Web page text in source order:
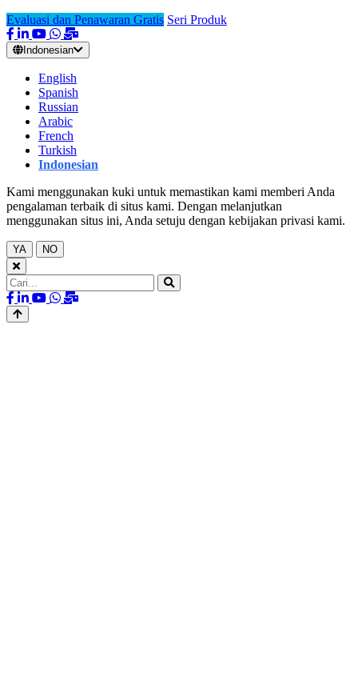
Evaluasi dan Penawaran Gratis Seri Produk
Indonesian
English
Spanish
Russian
Arabic
French
Turkish
Indonesian
Kami menggunakan kuki untuk memastikan kami memberi Anda
pengalaman terbaik di situs kami. Dengan melanjutkan
menggunakan situs ini, Anda setuju dengan kebijakan privasi kami.
YA NO